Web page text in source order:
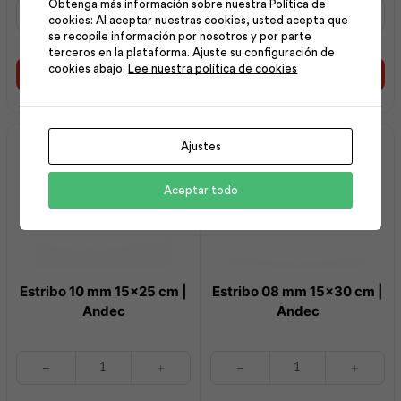
Estribo
|
Andec
Añadir al carrito
Estribo
08
mm
35x35
cm
Andec
Añadir al carrito
Estribo 10 mm 15×25 cm |
Andec
Estribo 08 mm 15×30 cm |
Andec
Obtenga más información sobre nuestra Política de
cookies: Al aceptar nuestras cookies, usted acepta que
se recopile información por nosotros y por parte
terceros en la plataforma. Ajuste su configuración de
cookies abajo. Lee nuestra política de cookies
Ajustes
Aceptar todo